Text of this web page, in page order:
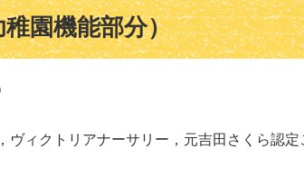
園機能部分）
ィクトリアナーサリー，元吉田さくら認定